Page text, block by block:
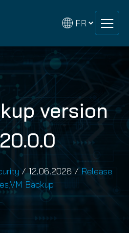
version
/12.06.2026 / Release
VM Backup